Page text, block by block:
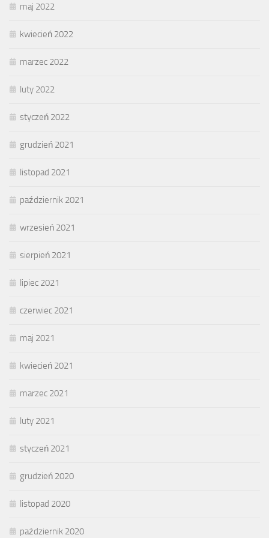
maj 2022
kwiecień 2022
marzec 2022
luty 2022
styczeń 2022
grudzień 2021
listopad 2021
październik 2021
wrzesień 2021
sierpień 2021
lipiec 2021
czerwiec 2021
maj 2021
kwiecień 2021
marzec 2021
luty 2021
styczeń 2021
grudzień 2020
listopad 2020
październik 2020